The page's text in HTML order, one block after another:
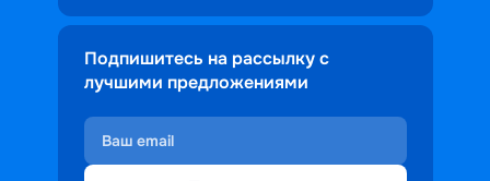
Подпишитесь на рассылку с
лучшими предложениями